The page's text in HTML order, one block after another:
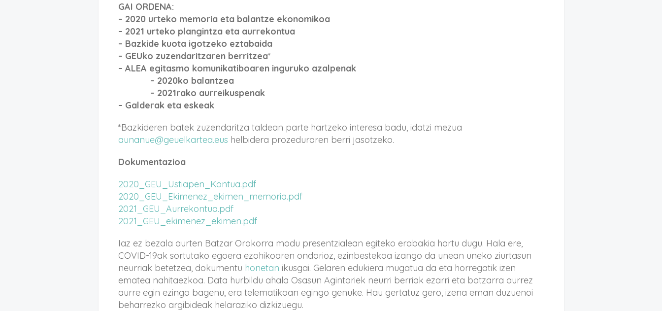
GAI ORDENA:
– 2020 urteko memoria eta balantze ekonomikoa
– 2021 urteko plangintza eta aurrekontua
– Bazkide kuota igotzeko eztabaida
– GEUko zuzendaritzaren berritzea*
– ALEA egitasmo komunikatiboaren inguruko azalpenak
– 2020ko balantzea
– 2021rako aurreikuspenak
– Galderak eta eskeak
*Bazkideren batek zuzendaritza taldean parte hartzeko interesa badu, idatzi mezua
aunanue@geuelkartea.eus helbidera prozeduraren berri jasotzeko.
Dokumentazioa
2020_GEU_Ustiapen_Kontua.pdf
2020_GEU_Ekimenez_ekimen_memoria.pdf
2021_GEU_Aurrekontua.pdf
2021_GEU_ekimenez_ekimen.pdf
Iaz ez bezala aurten Batzar Orokorra modu presentzialean egiteko erabakia hartu dugu. Hala ere,
COVID-19ak sortutako egoera ezohikoaren ondorioz, ezinbestekoa izango da unean uneko ziurtasun
neurriak betetzea, dokumentu honetan ikusgai. Gelaren edukiera mugatua da eta horregatik izen
ematea nahitaezkoa. Data hurbildu ahala Osasun Agintariek neurri berriak ezarri eta batzarra aurrez
aurre egin ezingo bagenu, era telematikoan egingo genuke. Hau gertatuz gero, izena eman duzuenoi
beharrezko argibideak helaraziko dizkizuegu.